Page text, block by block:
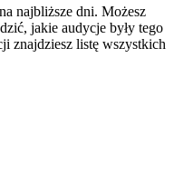
najbliższe dni. Możesz
jakie audycje były tego
znajdziesz listę wszystkich